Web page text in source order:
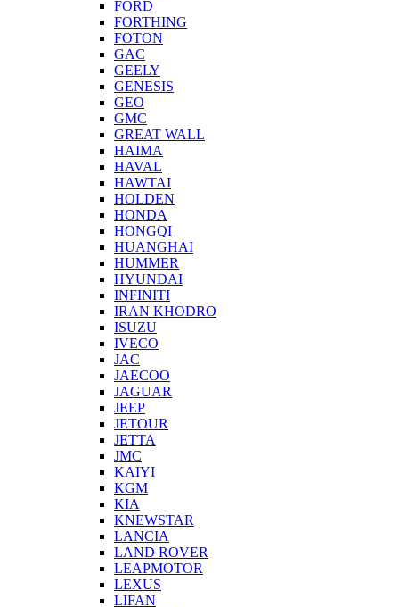
FORD
FORTHING
FOTON
GAC
GEELY
GENESIS
GEO
GMC
GREAT WALL
HAIMA
HAVAL
HAWTAI
HOLDEN
HONDA
HONGQI
HUANGHAI
HUMMER
HYUNDAI
INFINITI
IRAN KHODRO
ISUZU
IVECO
JAC
JAECOO
JAGUAR
JEEP
JETOUR
JETTA
JMC
KAIYI
KGM
KIA
KNEWSTAR
LANCIA
LAND ROVER
LEAPMOTOR
LEXUS
LIFAN